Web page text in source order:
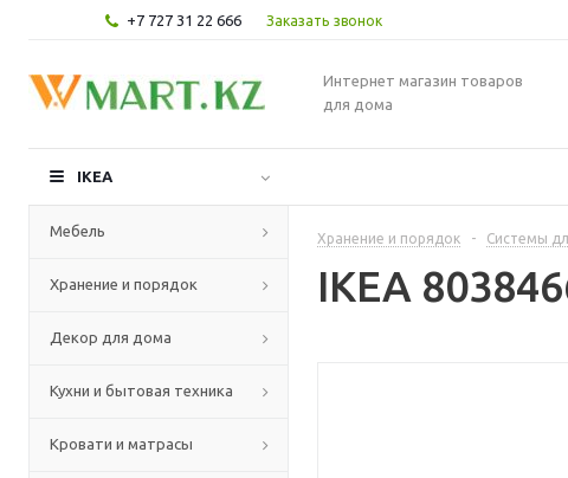
+7 727 31 22 666 Заказать звонок
Интернет магазин товаров
для дома
IKEA
Мебель
Хранение и порядок
Декор для дома
Кухни и бытовая техника
Кровати и матрасы
Хранение и порядок - Системы
IKEA